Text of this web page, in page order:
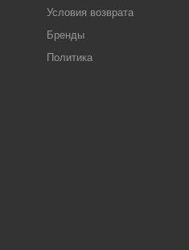
Условия возврата
Бренды
Политика